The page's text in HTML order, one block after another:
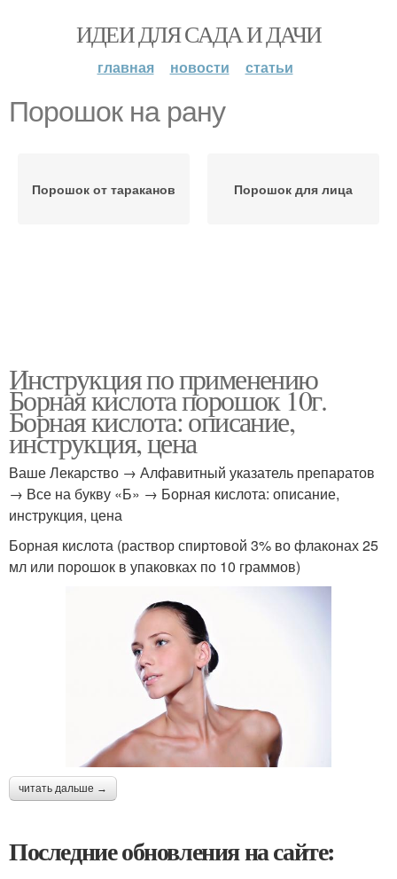
ИДЕИ ДЛЯ САДА И ДАЧИ
главная новости статьи
Порошок на рану
Порошок от тараканов Порошок для лица
Инструкция по применению
Борная кислота порошок 10г.
Борная кислота: описание,
инструкция, цена
Ваше Лекарство → Алфавитный указатель препаратов
→ Все на букву «Б» → Борная кислота: описание,
инструкция, цена
Борная кислота (раствор спиртовой 3% во флаконах 25
мл или порошок в упаковках по 10 граммов)
читать дальше →
Последние обновления на сайте: